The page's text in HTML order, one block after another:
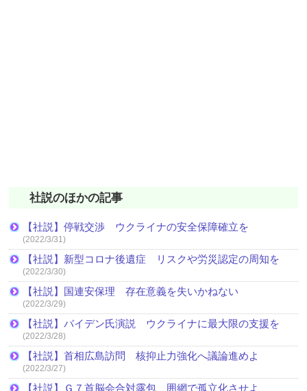
社説のほかの記事
【社説】停戦交渉 ウクライナの安全保障確立を
(2022/3/31)
【社説】新型コロナ後遺症 リスクや労災認定の周知を
(2022/3/30)
【社説】国連安保理 存在意義を失いかねない
(2022/3/29)
【社説】バイデン氏演説 ウクライナに最大限の支援を
(2022/3/28)
【社説】首相広島訪問 核抑止力強化へ議論進めよ
(2022/3/27)
【社説】Ｇ７首脳会合対露包 囲網で孤立化させよ